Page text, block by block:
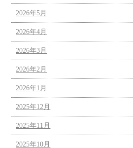
2026年5月
2026年4月
2026年3月
2026年2月
2026年1月
2025年12月
2025年11月
2025年10月